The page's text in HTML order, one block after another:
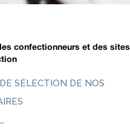
confectionneurs et des sites
SÉLECTION DE NOS